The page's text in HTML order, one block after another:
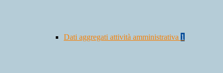
Dati aggregati attività amministrativa 1